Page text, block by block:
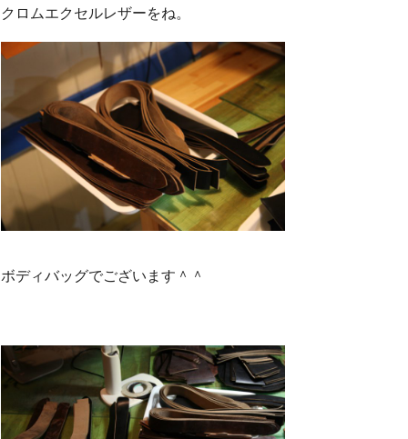
クロムエクセルレザーをね。
ボディバッグでございます＾＾